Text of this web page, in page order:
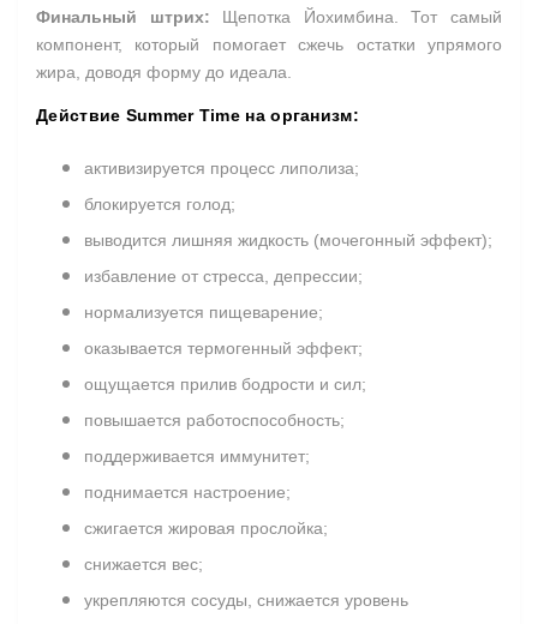
Финальный штрих: Щепотка Йохимбина. Тот самый
компонент, который помогает сжечь остатки упрямого
жира, доводя форму до идеала.
Действие Summer Time на организм:
активизируется процесс липолиза;
блокируется голод;
выводится лишняя жидкость (мочегонный эффект);
избавление от стресса, депрессии;
нормализуется пищеварение;
оказывается термогенный эффект;
ощущается прилив бодрости и сил;
повышается работоспособность;
поддерживается иммунитет;
поднимается настроение;
сжигается жировая прослойка;
снижается вес;
укрепляются сосуды, снижается уровень